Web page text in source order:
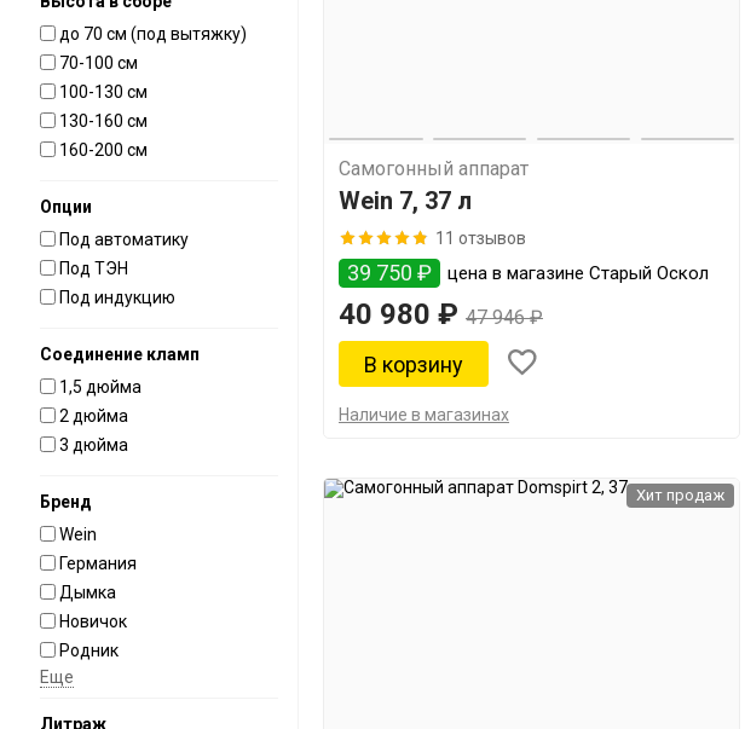
до 70 см (под вытяжку)
70-100 см
100-130 см
130-160 см
160-200 см
Опции
Под автоматику
Под ТЭН
Под индукцию
Соединение кламп
1,5 дюйма
2 дюйма
3 дюйма
Бренд
Wein
Германия
Дымка
Новичок
Родник
Еще
Литраж
Самогонный аппарат
Wein 7, 37 л
11 отзывов
39 750 ₽ цена в магазине Старый Оскол
40 980 ₽ 47 946 ₽
Наличие в магазинах
Хит продаж